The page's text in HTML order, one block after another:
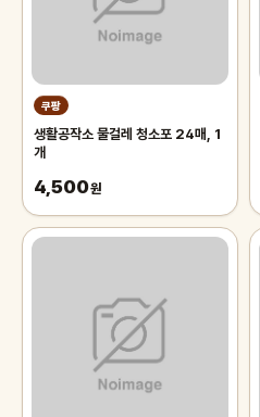
쿠팡
생활공작소 물걸레 청소포 24매, 1
개
4,500원